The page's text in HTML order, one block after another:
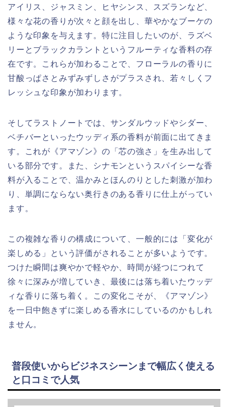
アイリス、ジャスミン、ヒヤシンス、スズランなど、
様々な花の香りが次々と顔を出し、華やかなブーケの
ような印象を与えます。特に注目したいのが、ラズベ
リーとブラックカラントというフルーティな香料の存
在です。これらが加わることで、フローラルの香りに
甘酸っぱさとみずみずしさがプラスされ、若々しくフ
レッシュな印象が加わります。
そしてラストノートでは、サンダルウッドやシダー、
ベチバーといったウッディ系の香料が前面に出てきま
す。これが《アマゾン》の「芯の強さ」を生み出して
いる部分です。また、シナモンというスパイシーな香
料が入ることで、温かみとほんのりとした刺激が加わ
り、単調にならない奥行きのある香りに仕上がってい
ます。
この複雑な香りの構成について、一般的には「変化が
楽しめる」という評価がされることが多いようです。
つけた瞬間は爽やかで軽やか、時間が経つにつれて
徐々に深みが増していき、最後には落ち着いたウッデ
ィな香りに落ち着く。この変化こそが、《アマゾン》
を一日中飽きずに楽しめる香水にしているのかもしれ
ません。
普段使いからビジネスシーンまで幅広く使える
と口コミで人気